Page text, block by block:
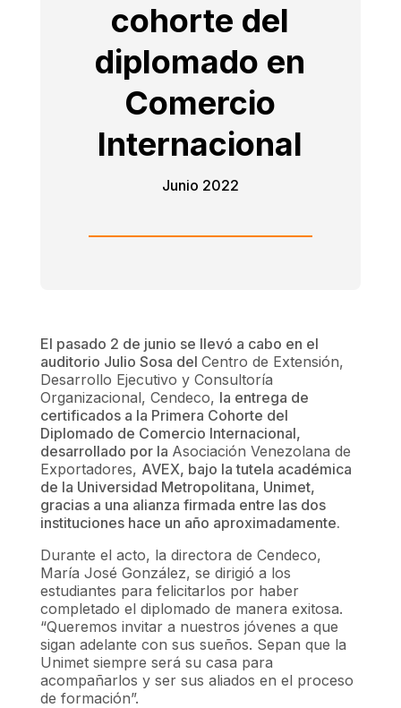
cohorte del
diplomado en
Comercio
Internacional
Junio 2022
El pasado 2 de junio se llevó a cabo en el
auditorio Julio Sosa del Centro de Extensión,
Desarrollo Ejecutivo y Consultoría
Organizacional, Cendeco, la entrega de
certificados a la Primera Cohorte del
Diplomado de Comercio Internacional,
desarrollado por la Asociación Venezolana de
Exportadores, AVEX, bajo la tutela académica
de la Universidad Metropolitana, Unimet,
gracias a una alianza firmada entre las dos
instituciones hace un año aproximadamente.
Durante el acto, la directora de Cendeco,
María José González, se dirigió a los
estudiantes para felicitarlos por haber
completado el diplomado de manera exitosa.
“Queremos invitar a nuestros jóvenes a que
sigan adelante con sus sueños. Sepan que la
Unimet siempre será su casa para
acompañarlos y ser sus aliados en el proceso
de formación”.